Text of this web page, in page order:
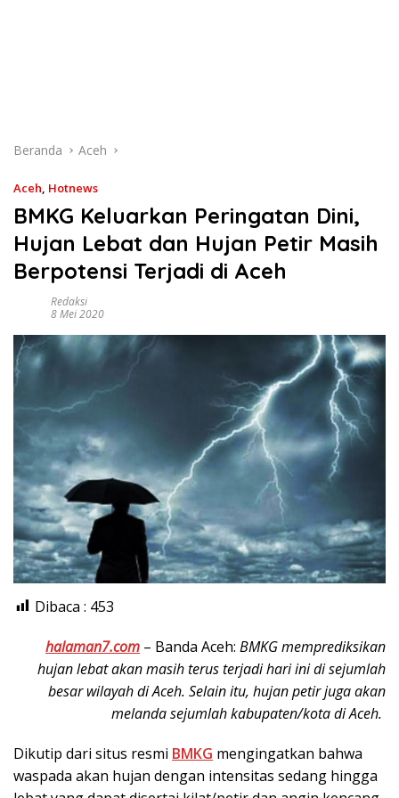
Beranda Aceh
Aceh, Hotnews
BMKG Keluarkan Peringatan Dini,
Hujan Lebat dan Hujan Petir Masih
Berpotensi Terjadi di Aceh
Redaksi
8 Mei 2020
Dibaca : 453
halaman7.com – Banda Aceh: BMKG memprediksikan
hujan lebat akan masih terus terjadi hari ini di sejumlah
besar wilayah di Aceh. Selain itu, hujan petir juga akan
melanda sejumlah kabupaten/kota di Aceh.
Dikutip dari situs resmi BMKG mengingatkan bahwa
waspada akan hujan dengan intensitas sedang hingga